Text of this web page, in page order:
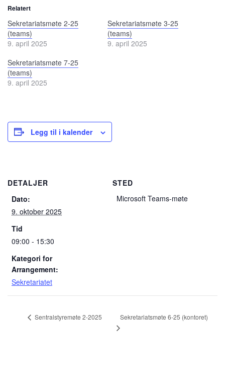
Relatert
Sekretariatsmøte 2-25
(teams)
9. april 2025
Sekretariatsmøte 3-25
(teams)
9. april 2025
Sekretariatsmøte 7-25
(teams)
9. april 2025
Legg til i kalender
DETALJER
Dato:
9. oktober 2025
Tid
09:00 - 15:30
Kategori for
Arrangement:
Sekretariatet
STED
Microsoft Teams-møte
Sentralstyremøte 2-2025 Sekretariatsmøte 6-25 (kontoret)